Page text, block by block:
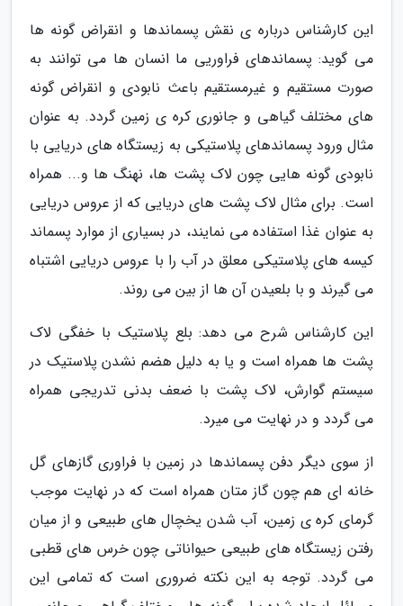
این کارشناس درباره ی نقش پسماندها و انقراض گونه ها
می گوید: پسماندهای فراوریی ما انسان ها می توانند به
صورت مستقیم و غیرمستقیم باعث نابودی و انقراض گونه
های مختلف گیاهی و جانوری کره ی زمین گردد. به عنوان
مثال ورود پسماندهای پلاستیکی به زیستگاه های دریایی با
نابودی گونه هایی چون لاک پشت ها، نهنگ ها و... همراه
است. برای مثال لاک پشت های دریایی که از عروس دریایی
به عنوان غذا استفاده می نمایند، در بسیاری از موارد پسماند
کیسه های پلاستیکی معلق در آب را با عروس دریایی اشتباه
می گیرند و با بلعیدن آن ها از بین می روند.
این کارشناس شرح می دهد: بلع پلاستیک با خفگی لاک
پشت ها همراه است و یا به دلیل هضم نشدن پلاستیک در
سیستم گوارش، لاک پشت با ضعف بدنی تدریجی همراه
می گردد و در نهایت می میرد.
از سوی دیگر دفن پسماندها در زمین با فراوری گازهای گل
خانه ای هم چون گاز متان همراه است که در نهایت موجب
گرمای کره ی زمین، آب شدن یخچال های طبیعی و از میان
رفتن زیستگاه های طبیعی حیواناتی چون خرس های قطبی
می گردد. توجه به این نکته ضروری است که تمامی این